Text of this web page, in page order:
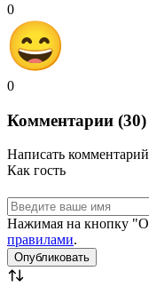
0
0
Комментарии (30)
Написать комментарий
Как гость
Нажимая на кнопку
правилами.